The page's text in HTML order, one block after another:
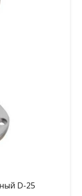
D-25